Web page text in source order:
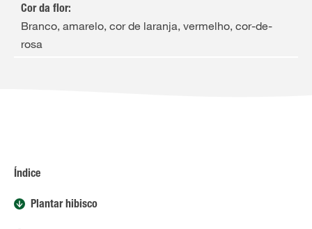
Cor da flor:
Branco, amarelo, cor de laranja, vermelho, cor-de-
rosa
Índice
Plantar hibisco